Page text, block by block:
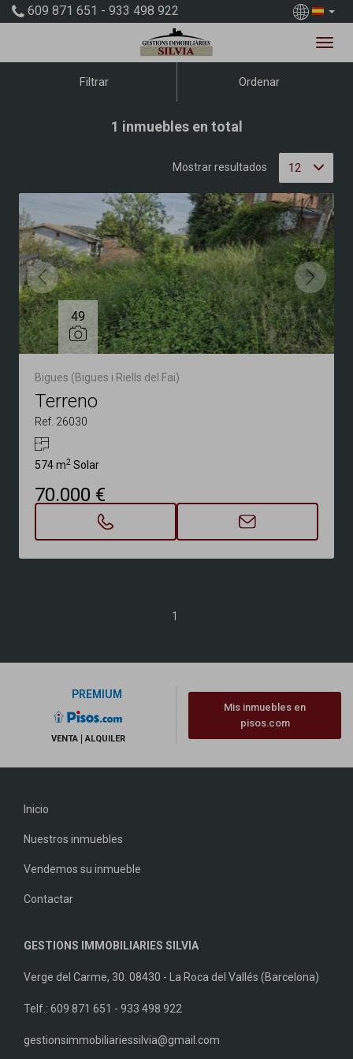
609 871 651 - 933 498 922
Filtrar Ordenar
1 inmuebles en total
Mostrar resultados 12
49
Bigues (Bigues i Riells del Fai)
Terreno
Ref. 26030
574 m2 Solar
70.000 €
1
PREMIUM
VENTA ALQUILER
Mis inmuebles en
pisos.com
Inicio
Nuestros inmuebles
Vendemos su inmueble
Contactar
GESTIONS IMMOBILIARIES SILVIA
Verge del Carme, 30. 08430 - La Roca del Vallés (Barcelona)
Telf.: 609 871 651 - 933 498 922
gestionsimmobiliariessilvia@gmail.com